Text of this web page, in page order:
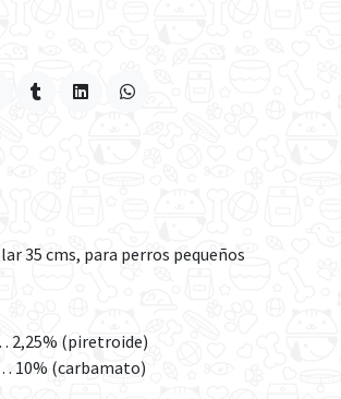
35 cms, para perros pequeños
(piretroide)
(carbamato)